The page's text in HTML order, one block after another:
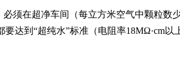
须在超净车间（每立方米空气中颗粒数
达到“超纯水”标准（电阻率18MΩ·cm